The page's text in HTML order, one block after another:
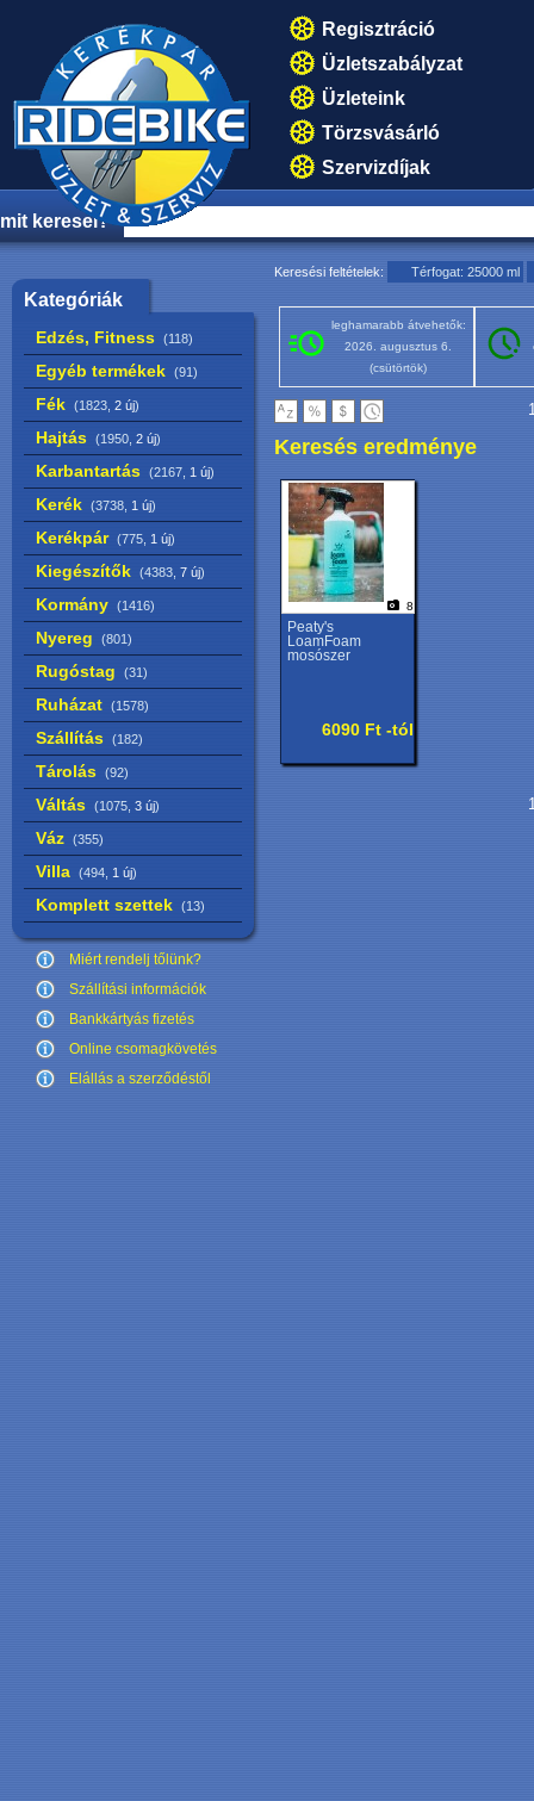
Regisztráció
Üzletszabályzat
Üzleteink
Törzsvásárló
Szervizdíjak
mit keresel?
Kategóriák
Edzés, Fitness (118)
Egyéb termékek (91)
Fék (1823, 2 új)
Hajtás (1950, 2 új)
Karbantartás (2167, 1 új)
Kerék (3738, 1 új)
Kerékpár (775, 1 új)
Kiegészítők (4383, 7 új)
Kormány (1416)
Nyereg (801)
Rugóstag (31)
Ruházat (1578)
Szállítás (182)
Tárolás (92)
Váltás (1075, 3 új)
Váz (355)
Villa (494, 1 új)
Komplett szettek (13)
Miért rendelj tőlünk?
Szállítási információk
Bankkártyás fizetés
Online csomagkövetés
Elállás a szerződéstől
Keresési feltételek: Térfogat: 25000 ml
leghamarabb átvehetők:
2026. augusztus 6.
(csütörtök)
Keresés eredménye
8
Peaty's
LoamFoam
mosószer
6090 Ft -tól